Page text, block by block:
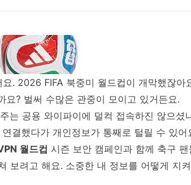
. 2026 FIFA 북중미 월드컵이 개막했잖아
? 벌써 수많은 관중이 모이고 있거든요.
는 공용 와이파이에 덜컥 접속하진 않으셨
결했다가 개인정보가 통째로 털릴 수 있어
월드컵 시즌 보안 캠페인과 함께 축구
보려고 해요. 소중한 내 정보를 어떻게 지